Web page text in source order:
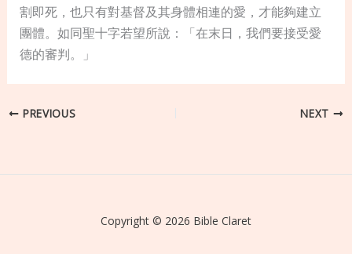
割即死，也只有對基督及其身體相連的愛，才能夠建立
團體。如同聖十字若望所說：「在末日，我們要接受愛
德的審判。」
PREVIOUS NEXT
Copyright © 2026 Bible Claret